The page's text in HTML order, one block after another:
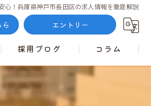
心！兵庫県神戸市長田区の求人情報を徹底解説
エントリー
採用ブログ コラム